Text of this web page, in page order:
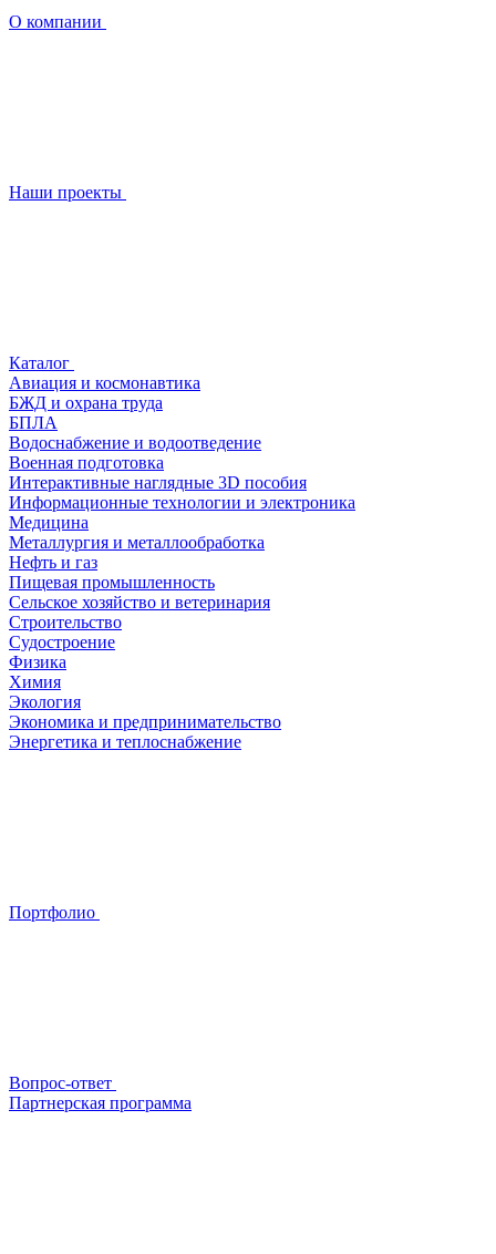
О компании
Наши проекты
Каталог
Авиация и космонавтика
БЖД и охрана труда
БПЛА
Водоснабжение и водоотведение
Военная подготовка
Интерактивные наглядные 3D пособия
Информационные технологии и электроника
Медицина
Металлургия и металлообработка
Нефть и газ
Пищевая промышленность
Сельское хозяйство и ветеринария
Строительство
Судостроение
Физика
Химия
Экология
Экономика и предпринимательство
Энергетика и теплоснабжение
Портфолио
Вопрос-ответ
Партнерская программа